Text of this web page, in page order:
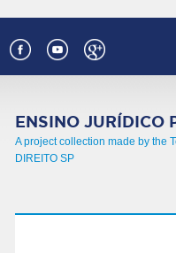
ENSINO JURÍDICO
A project collection made by the
DIREITO SP